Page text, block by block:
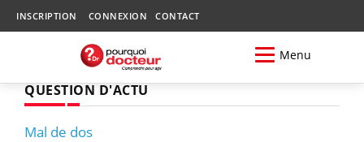
INSCRIPTION CONNEXION CONTACT
Menu
QUESTION D'ACTU
Mal de dos